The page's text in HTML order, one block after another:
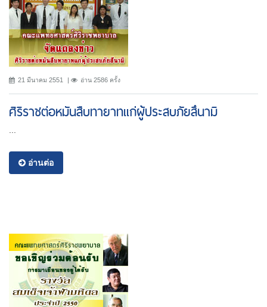
21 มีนาคม 2551 อ่าน 2586 ครั้ง
ศิริราชต่อหมันสืบทายาทแก่ผู้ประสบภัยสึนามิ
อ่านต่อ